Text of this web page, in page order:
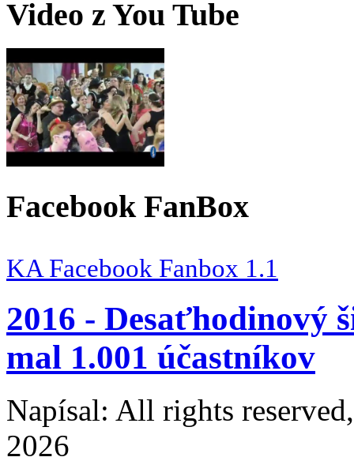
Video z You Tube
Facebook FanBox
KA Facebook Fanbox 1.1
2016 - Desaťhodinový
mal 1.001 účastníkov
Napísal: All rights
2026